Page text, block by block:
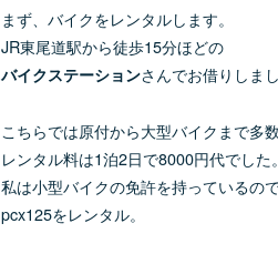
まず、バイクをレンタルします。
JR東尾道駅から徒歩15分ほどの
バイクステーションさんでお借りしまし
こちらでは原付から大型バイクまで多
レンタル料は1泊2日で8000円代でした。
私は小型バイクの免許を持っているの
pcx125をレンタル。